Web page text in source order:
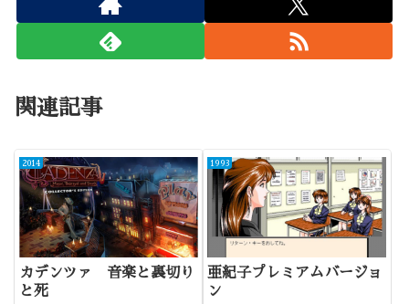
関連記事
2014
カデンツァ 音楽と裏切り
と死
1993
亜紀子プレミアムバージョ
ン